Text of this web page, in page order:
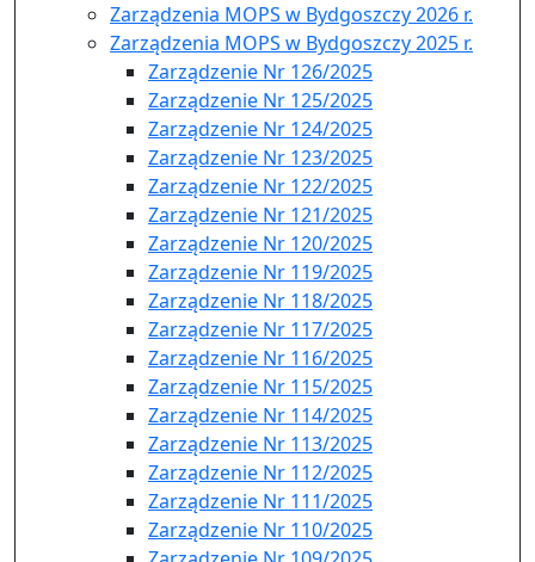
Zarządzenia MOPS w Bydgoszczy 2026 r.
Zarządzenia MOPS w Bydgoszczy 2025 r.
Zarządzenie Nr 126/2025
Zarządzenie Nr 125/2025
Zarządzenie Nr 124/2025
Zarządzenie Nr 123/2025
Zarządzenie Nr 122/2025
Zarządzenie Nr 121/2025
Zarządzenie Nr 120/2025
Zarządzenie Nr 119/2025
Zarządzenie Nr 118/2025
Zarządzenie Nr 117/2025
Zarządzenie Nr 116/2025
Zarządzenie Nr 115/2025
Zarządzenie Nr 114/2025
Zarządzenie Nr 113/2025
Zarządzenie Nr 112/2025
Zarządzenie Nr 111/2025
Zarządzenie Nr 110/2025